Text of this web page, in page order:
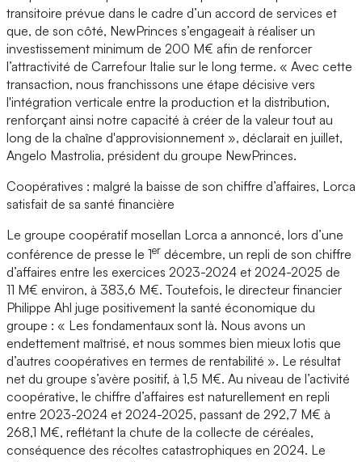
transitoire prévue dans le cadre d’un accord de services et
que, de son côté, NewPrinces s’engageait à réaliser un
investissement minimum de 200 M€ afin de renforcer
l’attractivité de Carrefour Italie sur le long terme. « Avec cette
transaction, nous franchissons une étape décisive vers
l'intégration verticale entre la production et la distribution,
renforçant ainsi notre capacité à créer de la valeur tout au
long de la chaîne d'approvisionnement », déclarait en juillet,
Angelo Mastrolia, président du groupe NewPrinces.
Coopératives : malgré la baisse de son chiffre d’affaires, Lorca
satisfait de sa santé financière
Le groupe coopératif mosellan Lorca a annoncé, lors d’une
conférence de presse le 1er décembre, un repli de son chiffre
d’affaires entre les exercices 2023-2024 et 2024-2025 de
11 M€ environ, à 383,6 M€. Toutefois, le directeur financier
Philippe Ahl juge positivement la santé économique du
groupe : « Les fondamentaux sont là. Nous avons un
endettement maîtrisé, et nous sommes bien mieux lotis que
d’autres coopératives en termes de rentabilité ». Le résultat
net du groupe s’avère positif, à 1,5 M€. Au niveau de l’activité
coopérative, le chiffre d’affaires est naturellement en repli
entre 2023-2024 et 2024-2025, passant de 292,7 M€ à
268,1 M€, reflétant la chute de la collecte de céréales,
conséquence des récoltes catastrophiques en 2024. Le